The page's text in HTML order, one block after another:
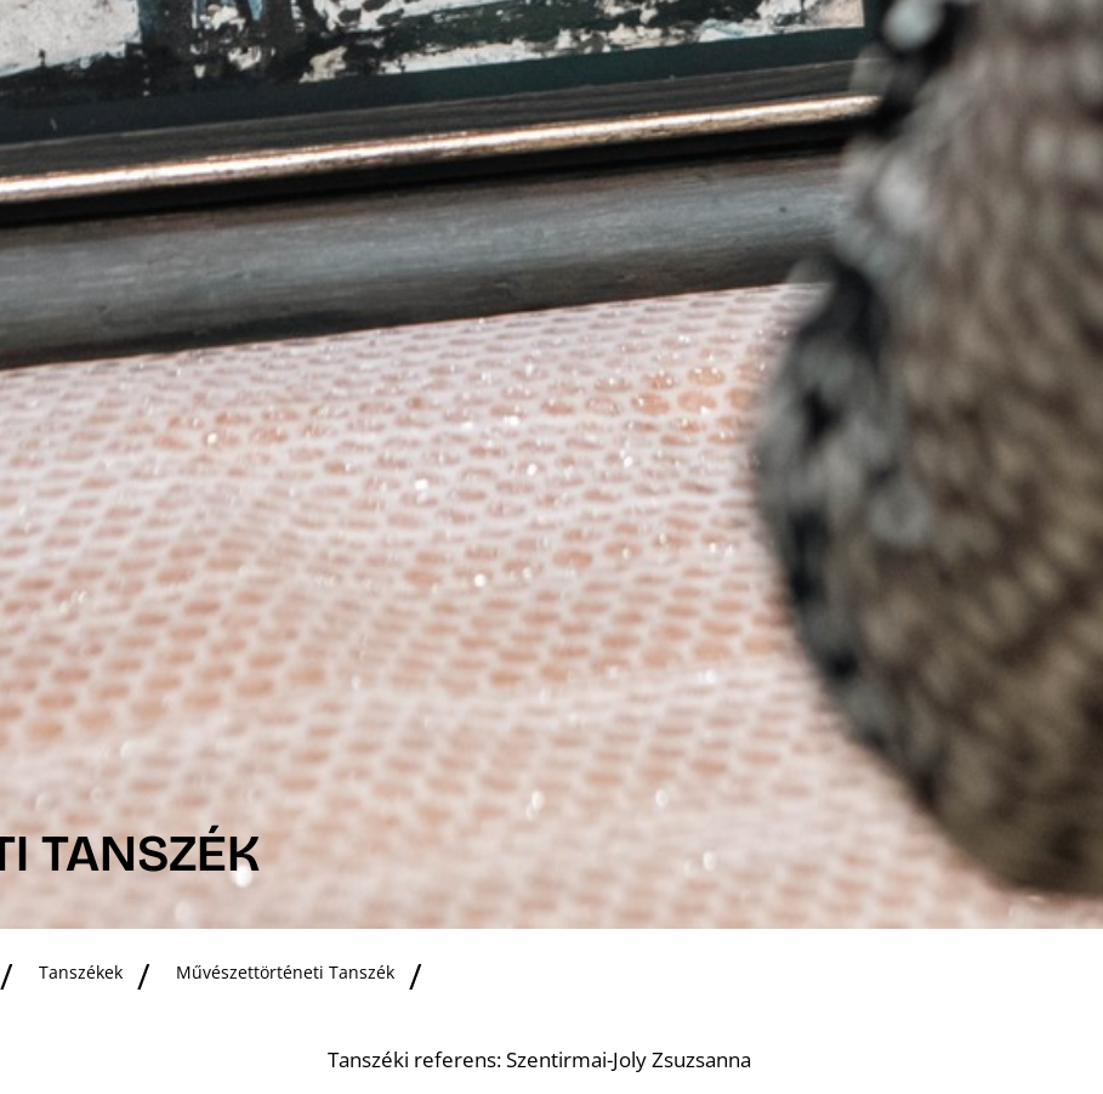
TANSZÉK
Tanszékek Művészettörténeti Tanszék
Tanszéki referens: Szentirmai-Joly Zsuzsanna